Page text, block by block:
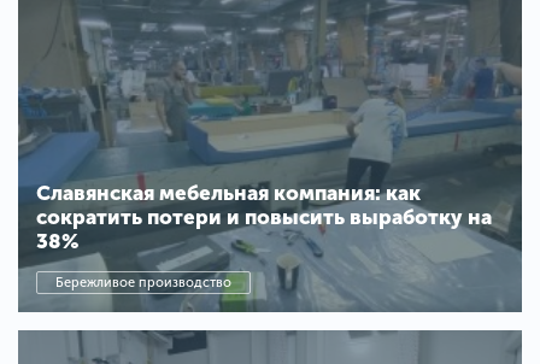
Славянская мебельная компания: как
сократить потери и повысить выработку на
38%
Бережливое производство